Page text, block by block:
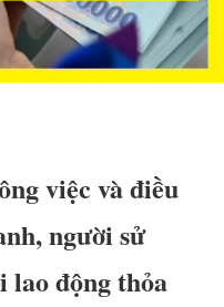
việc và điều
người sử
lao động thỏa